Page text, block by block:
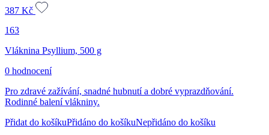
387 Kč
163
Vláknina Psyllium, 500 g
0 hodnocení
Pro zdravé zažívání, snadné hubnutí a dobré vyprazdňování.
Rodinné balení vlákniny.
Přidat do košíkuPřidáno do košíkuNepřidáno do košíku